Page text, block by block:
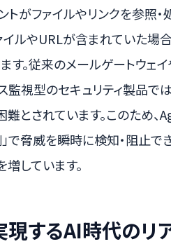
がファイルやリンクを参照
イルやURLが含まれていた場
。従来のメールゲートウェイ
監視型のセキュリティ製品で
難とされています。このため
で脅威を瞬時に検知・阻止で
しています。
するAI時代のリ